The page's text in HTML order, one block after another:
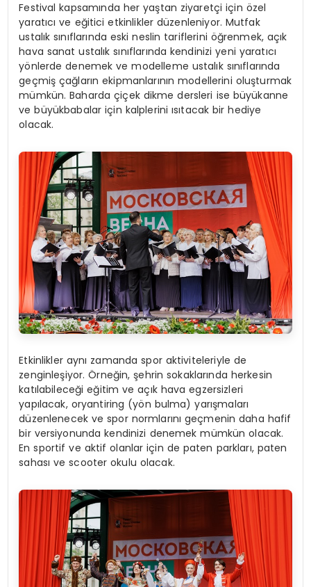
Festival kapsamında her yaştan ziyaretçi için özel
yaratıcı ve eğitici etkinlikler düzenleniyor. Mutfak
ustalık sınıflarında eski neslin tariflerini öğrenmek, açık
hava sanat ustalık sınıflarında kendinizi yeni yaratıcı
yönlerde denemek ve modelleme ustalık sınıflarında
geçmiş çağların ekipmanlarının modellerini oluşturmak
mümkün. Baharda çiçek dikme dersleri ise büyükanne
ve büyükbabalar için kalplerini ısıtacak bir hediye
olacak.
Etkinlikler aynı zamanda spor aktiviteleriyle de
zenginleşiyor. Örneğin, şehrin sokaklarında herkesin
katılabileceği eğitim ve açık hava egzersizleri
yapılacak, oryantiring (yön bulma) yarışmaları
düzenlenecek ve spor normlarını geçmenin daha hafif
bir versiyonunda kendinizi denemek mümkün olacak.
En sportif ve aktif olanlar için de paten parkları, paten
sahası ve scooter okulu olacak.